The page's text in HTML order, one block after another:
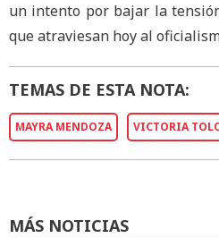
un intento por bajar la
que atraviesan hoy al
TEMAS DE ESTA NOTA:
MAYRA MENDOZA VICTORIA
MÁS NOTICIAS